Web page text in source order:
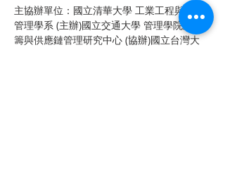
主協辦單位：國立清華大學 工業工程與工程
管理學系 (主辦)國立交通大學 管理學院及運
籌與供應鏈管理研究中心 (協辦)國立台灣大